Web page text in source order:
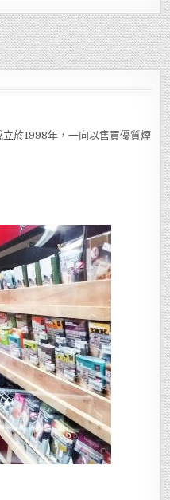
於1998年，一向以售買優質煙